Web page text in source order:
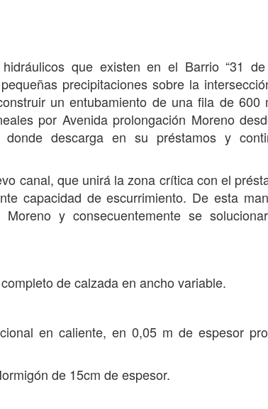
que existen en el Barrio “31 de
precipitaciones sobre la
un entubamiento de una fila de 600
por Avenida prolongación Moreno
descarga en su préstamos y
canal, que unirá la zona crítica con el
capacidad de escurrimiento. De esta
y consecuentemente se
de calzada en ancho variable.
en caliente, en 0,05 m de espesor
de 15cm de espesor.